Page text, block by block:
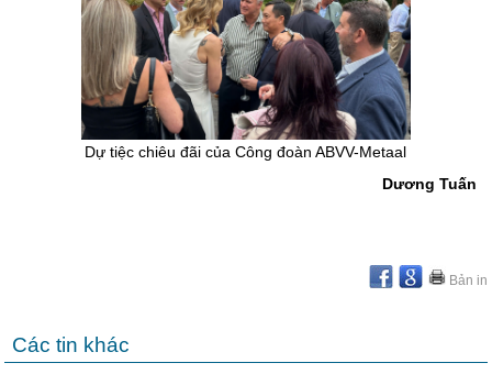
Dự tiệc chiêu đãi của Công đoàn ABVV-Metaal
Dương Tuấn
Bản in
Các tin khác